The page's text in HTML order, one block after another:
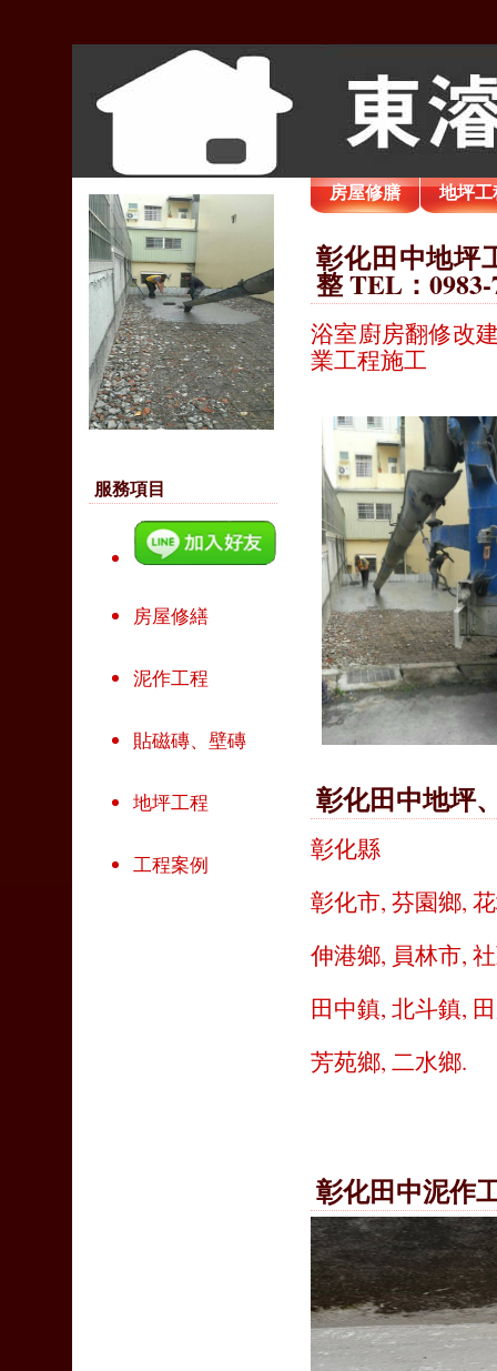
服務項目
房屋修繕
泥作工程
貼磁磚、壁磚
地坪工程
工程案例
房屋修膳 地坪工
彰化田中地坪
整 TEL：
浴室廚房翻修改
業工程施工
彰化田中地坪
彰化縣
彰化市, 芬園鄉,
伸港鄉, 員林市,
田中鎮, 北斗鎮,
芳苑鄉, 二水鄉.
彰化田中泥作